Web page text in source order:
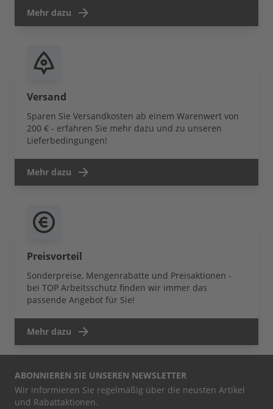
Mehr dazu
Versand
Sparen Sie Versandkosten ab einem Warenwert von
200 € - erfahren Sie mehr dazu und zu unseren
Lieferbedingungen!
Mehr dazu
Preisvorteil
Sonderpreise, Mengenrabatte und Preisaktionen -
bei TOP Arbeitsschutz finden wir immer das
passende Angebot für Sie!
Mehr dazu
ABONNIEREN SIE UNSEREN NEWSLETTER
Wir informieren Sie regelmäßig über die neusten Artikel
und Rabattaktionen.